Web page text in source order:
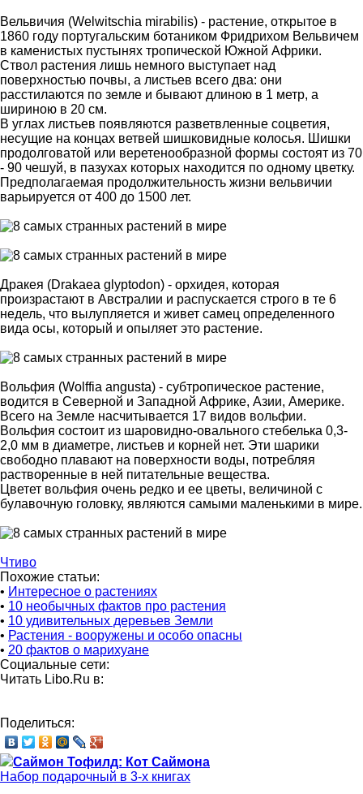
Вельвичия (Welwitschia mirabilis) - растение, открытое в
1860 году португальским ботаником Фридрихом Вельвичем
в каменистых пустынях тропической Южной Африки.
Ствол растения лишь немного выступает над
поверхностью почвы, а листьев всего два: они
расстилаются по земле и бывают длиною в 1 метр, а
шириною в 20 см.
В углах листьев появляются разветвленные соцветия,
несущие на концах ветвей шишковидные колосья. Шишки
продолговатой или веретенообразной формы состоят из 70
- 90 чешуй, в пазухах которых находится по одному цветку.
Предполагаемая продолжительность жизни вельвичии
варьируется от 400 до 1500 лет.
Дракея (Drakaea glyptodon) - орхидея, которая
произрастают в Австралии и распускается строго в те 6
недель, что вылупляется и живет самец определенного
вида осы, который и опыляет это растение.
Вольфия (Wolffia angusta) - субтропическое растение,
водится в Северной и Западной Африке, Азии, Америке.
Всего на Земле насчитывается 17 видов вольфии.
Вольфия состоит из шаровидно-овального стебелька 0,3-
2,0 мм в диаметре, листьев и корней нет. Эти шарики
свободно плавают на поверхности воды, потребляя
растворенные в ней питательные вещества.
Цветет вольфия очень редко и ее цветы, величиной с
булавочную головку, являются самыми маленькими в мире.
Чтиво
Похожие статьи:
• Интересное о растениях
• 10 необычных фактов про растения
• 10 удивительных деревьев Земли
• Растения - вооружены и особо опасны
• 20 фактов о марихуане
Социальные сети:
Читать Libo.Ru в:
Поделиться:
Саймон Тофилд: Кот Саймона
Набор подарочный в 3-х книгах